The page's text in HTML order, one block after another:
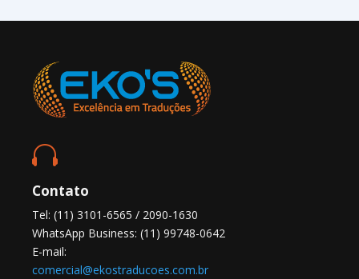

Contato
Tel: (11) 3101-6565 / 2090-1630
WhatsApp Business: (11) 99748-0642
E-mail:
comercial@ekostraducoes.com.br